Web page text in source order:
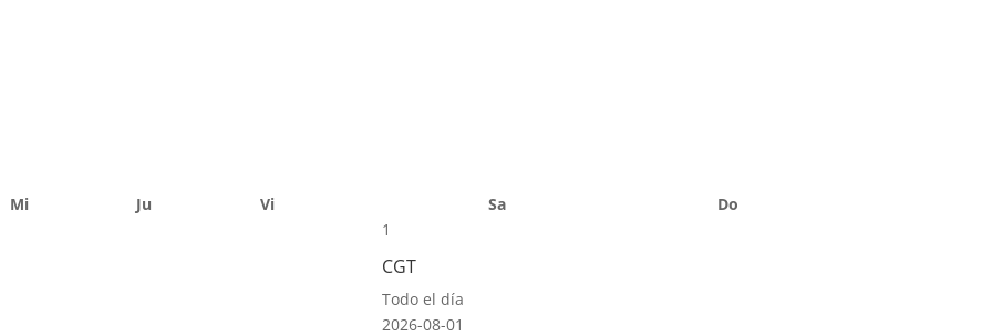
Mi Ju Vi Sa
Do
1
CGT
Todo el día
2026-08-01